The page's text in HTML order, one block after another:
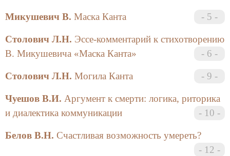
стандартную по формату книжицу, где собраны так
мыслей… Связующая доминанта этих публикаций
все та же: смерть как символ, судьба, рок культуры.
возможно, но вновь поразмышлять о месте смерти
начинается ее постижение, жизненно необходимо.
Другими словами, «Введение в место» смерти —
жизни.
Микушевич В. Маска Канта 5
Столович Л.Н. Эссе-комментарий к стихотворению
В. Микушевича «Маска Канта»
6
Столович Л.Н. Могила Канта 9
Чуешов В.И. Аргумент к смерти: логика, риторика
и диалектика коммуникации
10
Белов В.Н. Счастливая возможность умереть?
12